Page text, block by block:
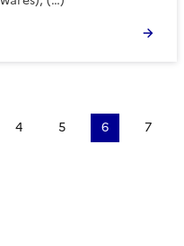
4 5 6 7